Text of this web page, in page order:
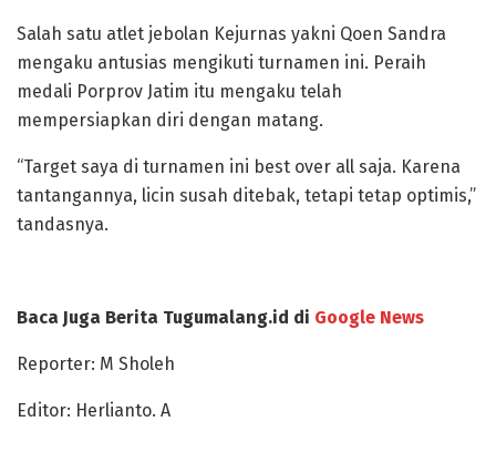
Salah satu atlet jebolan Kejurnas yakni Qoen Sandra
mengaku antusias mengikuti turnamen ini. Peraih
medali Porprov Jatim itu mengaku telah
mempersiapkan diri dengan matang.
“Target saya di turnamen ini best over all saja. Karena
tantangannya, licin susah ditebak, tetapi tetap optimis,”
tandasnya.
Baca Juga Berita Tugumalang.id di Google News
Reporter: M Sholeh
Editor: Herlianto. A